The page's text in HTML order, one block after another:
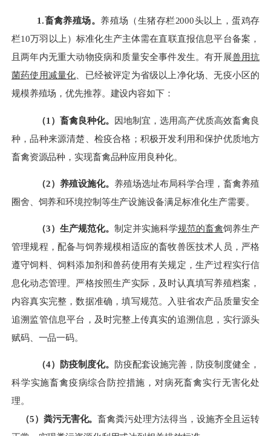
1.畜禽养殖场。 养殖场（生猪存栏2000头以上，蛋鸡存
栏10万羽以上）标准化生产主体需在直联直报信息平台备案 ，
且两年内无重大动物疫病和质量安全事件发生。有开展兽用抗
菌药使用减量化 、已经被评定为省级以上净化场、无疫小区的
规模养殖场，优先推荐。建设内容如下：
（1）畜禽良种化。 因地制宜，选用高产优质高效畜禽良
种，品种来源清楚、检疫合格；积极开发利用和保护优质地方
畜禽资源品种，实现畜禽品种应用良种化。
（2）养殖设施化。 养殖场选址布局科学合理，畜禽养殖
圈舍、饲养和环境控制等生产设施设备满足标准化生产需要。
（3）生产规范化。制定并实施科学规范的畜禽饲养生产
管理规程，配备与饲养规模相适应的畜牧兽医技术人员，严格
遵守饲料、饲料添加剂和兽药使用有关规定，生产过程实行信
息化动态管理。严格按照生产实际，及时认真填写养殖档案，
内容真实完整，数据准确，填写规范。
入驻省农产品质量安全
追溯监管信息平台，及时完整上传真实的追溯信息，实行源头
赋码、一品一码。
（4）防疫制度化。 防疫配套设施完善，防疫制度健全，
科学实施畜禽疫病综合防控措施，对病死畜禽实行无害化处
理。
（5）粪污无害化。畜禽粪污处理方法得当，设施齐全且运转